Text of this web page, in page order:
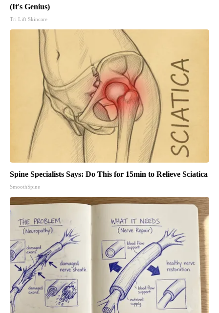
(It's Genius)
Tri Lift Skincare
Spine Specialists Says: Do This for 15min to Relieve Sciatica
SmoothSpine